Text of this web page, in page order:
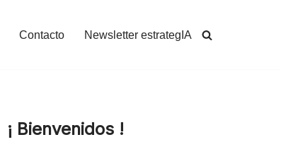
Contacto Newsletter estrategIA
¡ Bienvenidos !